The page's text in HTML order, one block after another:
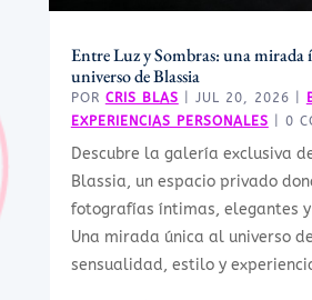
Entre Luz y Sombras: una mirada
universo de Blassia
POR CRIS BLAS JUL 20, 2026
EXPERIENCIAS PERSONALES | 0
Descubre la galería exclusiva
Blassia, un espacio privado
fotografías íntimas, elegantes
Una mirada única al universo
sensualidad, estilo y